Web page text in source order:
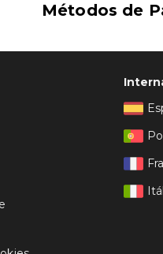
Métodos de